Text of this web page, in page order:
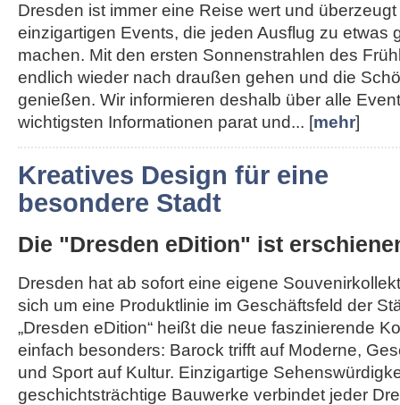
Dresden ist immer eine Reise wert und
einzigartigen Events, die jeden Ausflug zu etwas
machen. Mit den ersten Sonnenstrahlen des
endlich wieder nach draußen gehen und die
genießen. Wir informieren deshalb über alle
wichtigsten Informationen parat und... [mehr]
Kreatives Design für eine
besondere Stadt
Die "Dresden eDition" ist
Dresden hat ab sofort eine eigene
sich um eine Produktlinie im Geschäftsfeld der
„Dresden eDition“ heißt die neue faszinierende
einfach besonders: Barock trifft auf Moderne,
und Sport auf Kultur. Einzigartige
geschichtsträchtige Bauwerke verbindet jeder